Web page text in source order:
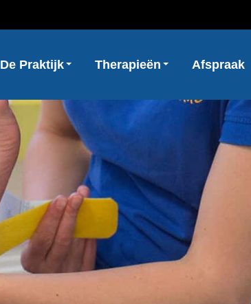
De Praktijk Therapieën Afspraak